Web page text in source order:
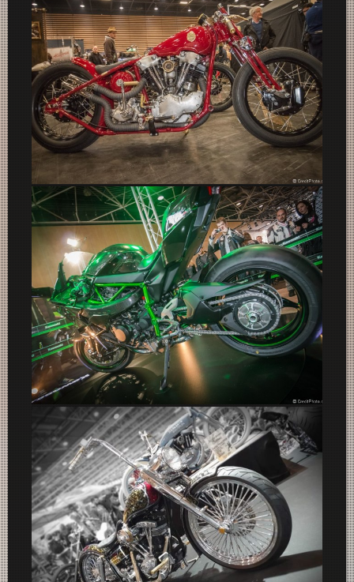
Barivecchia Custom
Zoom sur Kawasaki Ninja H2R